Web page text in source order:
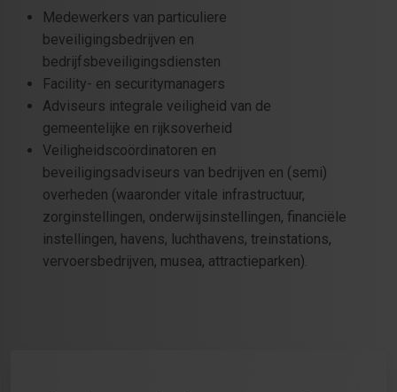
Medewerkers van particuliere
beveiligingsbedrijven en
bedrijfsbeveiligingsdiensten
Facility- en securitymanagers
Adviseurs integrale veiligheid van de
gemeentelijke en rijksoverheid
Veiligheidscoördinatoren en
beveiligingsadviseurs van bedrijven en (semi)
overheden (waaronder vitale infrastructuur,
zorginstellingen, onderwijsinstellingen, financiële
instellingen, havens, luchthavens, treinstations,
vervoersbedrijven, musea, attractieparken).